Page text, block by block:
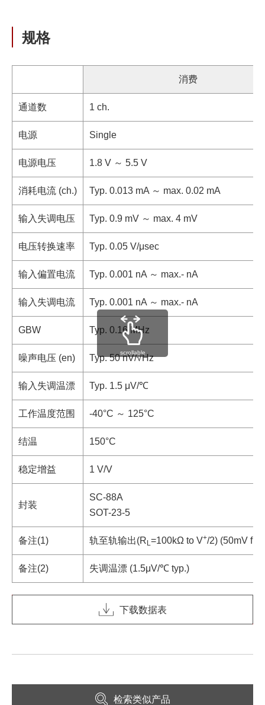
规格
消费
通道数 1 ch.
电源 Single
电源电压 1.8 V ～ 5.5 V
消耗电流 (ch.) Typ. 0.013 mA ～ max. 0.02 mA
输入失调电压 Typ. 0.9 mV ～ max. 4 mV
电压转换速率 Typ. 0.05 V/μsec
输入偏置电流 Typ. 0.001 nA ～ max.- nA
输入失调电流 Typ. 0.001 nA ～ max.- nA
GBW Typ. 0.16 MHz
噪声电压 (en) Typ. 50 nV/√Hz
输入失调温漂 Typ. 1.5 μV/℃
工作温度范围 -40°C ～ 125°C
结温 150°C
稳定增益 1 V/V
封装
SC-88A
SOT-23-5
备注(1) 轨至轨输出(R L=100kΩ to V+/2) (50mV
备注(2) 失调温漂 (1.5μV/℃ typ.)
scrollable
下载数据表
检索类似产品